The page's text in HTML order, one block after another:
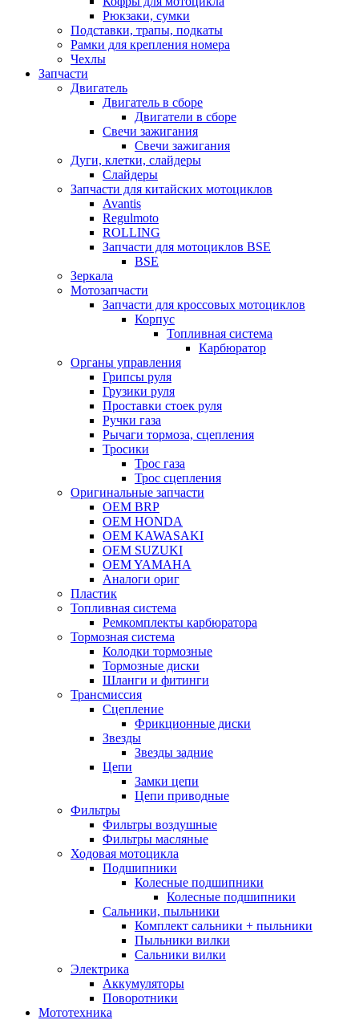
Рюкзаки, сумки
Подставки, трапы, подкаты
Рамки для крепления номера
Чехлы
Запчасти
Двигатель
Двигатель в сборе
Двигатели в сборе
Свечи зажигания
Свечи зажигания
Дуги, клетки, слайдеры
Слайдеры
Запчасти для китайских мотоциклов
Avantis
Regulmoto
ROLLING
Запчасти для мотоциклов BSE
BSE
Зеркала
Мотозапчасти
Запчасти для кроссовых мотоциклов
Корпус
Топливная система
Карбюратор
Органы управления
Грипсы руля
Грузики руля
Проставки стоек руля
Ручки газа
Рычаги тормоза, сцепления
Тросики
Трос газа
Трос сцепления
Оригинальные запчасти
OEM BRP
OEM HONDA
OEM KAWASAKI
OEM SUZUKI
OEM YAMAHA
Аналоги ориг
Пластик
Топливная система
Ремкомплекты карбюратора
Тормозная система
Колодки тормозные
Тормозные диски
Шланги и фитинги
Трансмиссия
Cцепление
Фрикционные диски
Звезды
Звезды задние
Цепи
Замки цепи
Цепи приводные
Фильтры
Фильтры воздушные
Фильтры масляные
Ходовая мотоцикла
Подшипники
Колесные подшипники
Колесные подшипники
Сальники, пыльники
Комплект сальники + пыльники
Пыльники вилки
Сальники вилки
Электрика
Аккумуляторы
Поворотники
Мототехника